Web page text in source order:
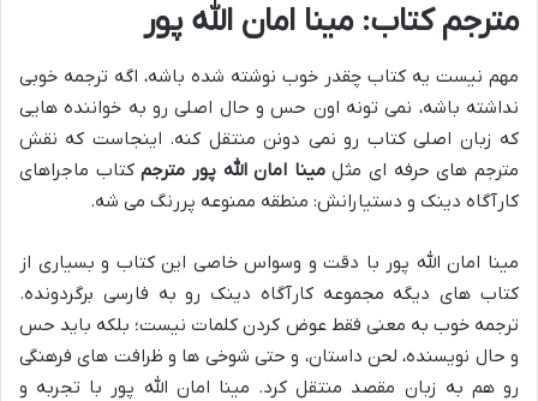
مترجم کتاب: مینا امان الله پور
مهم نیست یه کتاب چقدر خوب نوشته شده باشه، اگه ترجمه خوبی
نداشته باشه، نمی تونه اون حس و حال اصلی رو به خواننده هایی
که زبان اصلی کتاب رو نمی دونن منتقل کنه. اینجاست که نقش
مترجم های حرفه ای مثلمینا امان الله پور مترجمکتاب ماجراهای
کارآگاه دینک و دستیارانش: منطقه ممنوعه پررنگ می شه.
مینا امان الله پور با دقت و وسواس خاصی این کتاب و بسیاری از
کتاب های دیگه مجموعه کارآگاه دینک رو به فارسی برگردونده.
ترجمه خوب به معنی فقط عوض کردن کلمات نیست؛ بلکه باید حس
و حال نویسنده، لحن داستان، و حتی شوخی ها و ظرافت های فرهنگی
رو هم به زبان مقصد منتقل کرد. مینا امان الله پور با تجربه و